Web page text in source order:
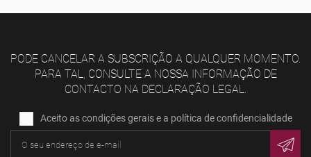
PODE CANCELAR A SUBSCRIÇÃO A QUALQUER MOMENTO.
PARA TAL, CONSULTE A NOSSA INFORMAÇÃO DE
CONTACTO NA DECLARAÇÃO LEGAL.
Aceito as condições gerais e a política de confidencialidade